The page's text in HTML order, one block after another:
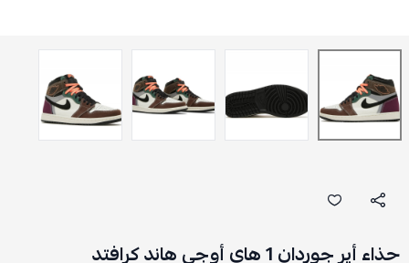
حذاء أير جوردان 1 هاي أوجي هاند كرافتد